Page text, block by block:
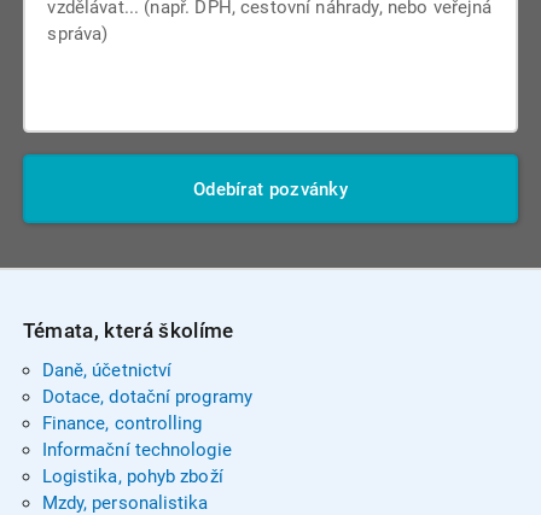
Odebírat pozvánky
Témata, která školíme
Daně, účetnictví
Dotace, dotační programy
Finance, controlling
Informační technologie
Logistika, pohyb zboží
Mzdy, personalistika